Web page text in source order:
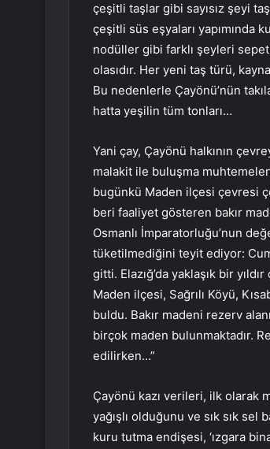
çeşitli taşlar gibi sayısız şeyi
çeşitli süs eşyaları yapımında
nodüller gibi farklı şeyleri
olasıdır. Her yeni taş türü,
Bu nedenlerle Çayönü’nün
hatta yeşilin tüm tonları…
Yani çay, Çayönü halkının
malakit ile buluşma
bugünkü Maden ilçesi çevresi
beri faaliyet gösteren bakır
Osmanlı İmparatorluğu’nun
tüketilmediğini teyit ediyor:
gitti. Elazığ’da yaklaşık bir
Maden ilçesi, Sağrılı Köyü,
buldu. Bakır madeni rezerv
birçok maden bulunmaktadır.
edilirken…”
Çayönü kazı verileri, ilk olarak
yağışlı olduğunu ve sık sık sel
kuru tutma endişesi, ‘ızgara